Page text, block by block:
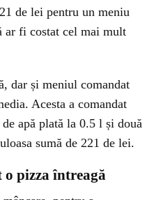
de lei pentru un meniu
ar fi costat cel mai mult
dar și meniul comandat
Acesta a comandat
apă plată la 0.5 l și două
sumă de 221 de lei.
o pizza întreagă